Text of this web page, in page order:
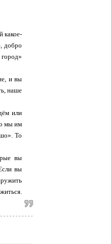
какое-
добро
и вы
наше
или
мы им
То
вы
вы